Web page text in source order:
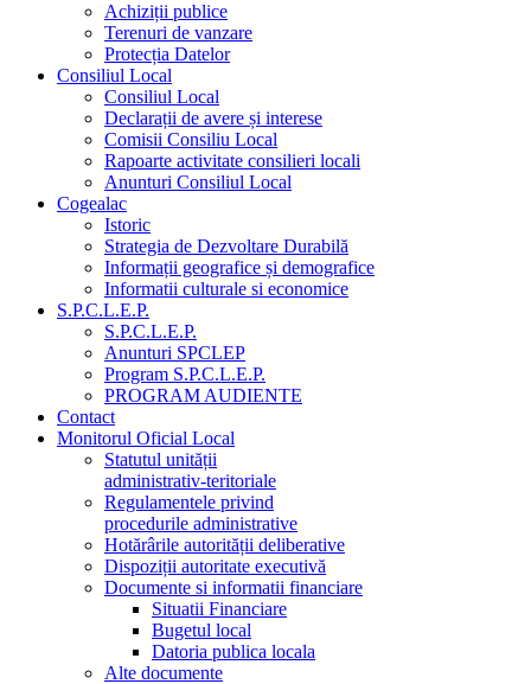
Achiziții publice
Terenuri de vanzare
Protecția Datelor
Consiliul Local
Consiliul Local
Declarații de avere și interese
Comisii Consiliu Local
Rapoarte activitate consilieri locali
Anunturi Consiliul Local
Cogealac
Istoric
Strategia de Dezvoltare Durabilă
Informații geografice și demografice
Informatii culturale si economice
S.P.C.L.E.P.
S.P.C.L.E.P.
Anunturi SPCLEP
Program S.P.C.L.E.P.
PROGRAM AUDIENTE
Contact
Monitorul Oficial Local
Statutul unității
administrativ-teritoriale
Regulamentele privind
procedurile administrative
Hotărârile autorității deliberative
Dispoziții autoritate executivă
Documente si informatii financiare
Situatii Financiare
Bugetul local
Datoria publica locala
Alte documente